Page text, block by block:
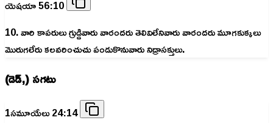
యెషయా 56:10
10. వారి కాపరులు గ్రుడ్డివారు వారందరు తెలివిలేనివారు వారందరు మూగకుక్కలు
మొరుగలేరు కలవరించుచు పండుకొనువారు నిద్రాసక్తులు.
(డెడ్,) సగటు
1సమూయేలు 24:14